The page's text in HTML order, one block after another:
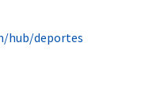
hub/deportes